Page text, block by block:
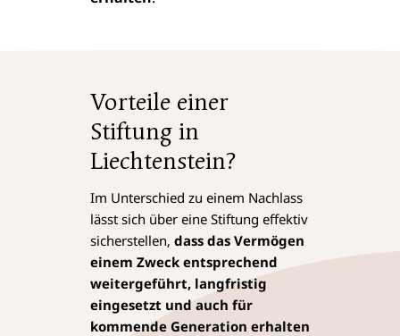
Vorteile einer
Stiftung in
Liechtenstein?
Im Unterschied zu einem Nachlass
lässt sich über eine Stiftung effektiv
sicherstellen, dass das Vermögen
einem Zweck entsprechend
weitergeführt, langfristig
eingesetzt und auch für
kommende Generation erhalten